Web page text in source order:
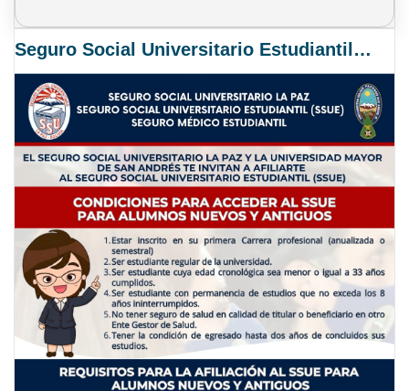
Seguro Social Universitario Estudiantil SSUE